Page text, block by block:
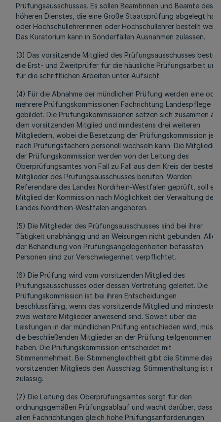
Prüfungsausschusses. Es sollen Beamtinnen und Beamte des
höheren Dienstes, die eine Große Staatsprüfung abgelegt
oder Hochschullehrerinnen oder Hochschullehrer bestellt
Das Kuratorium kann in Sonderfällen Ausnahmen zulassen.
(3) Das vorsitzende Mitglied des Prüfungsausschusses
die Erst- und Zweitprüfer für die häusliche Prüfungsarbeit und
für die schriftlichen Arbeiten unter Aufsicht.
(4) Für die Abnahme der mündlichen Prüfung werden eine oder
mehrere Prüfungskommissionen Fachrichtung Landespflege
gebildet. Die Prüfungskommissionen setzen sich zusammen
dem vorsitzenden Mitglied und mindestens drei weiteren
Mitgliedern, wobei die Besetzung der Prüfungskommission je
nach Prüfungsfächern personell wechseln kann. Die Mitglieder
der Prüfungskommission werden von der Leitung des
Oberprüfungsamtes von Fall zu Fall aus dem Kreis der
Mitglieder des Prüfungsausschusses berufen. Werden
Referendare des Landes Nordrhein-Westfalen geprüft, soll ein
Mitglied der Kommission nach Möglichkeit der Verwaltung des
Landes Nordrhein-Westfalen angehören.
(5) Die Mitglieder des Prüfungsausschusses sind bei ihrer
Tätigkeit unabhängig und an Weisungen nicht gebunden. Alle
der Behandlung von Prüfungsangelegenheiten befassten
Personen sind zur Verschwiegenheit verpflichtet.
(6) Die Prüfung wird vom vorsitzenden Mitglied des
Prüfungsausschusses oder dessen Vertretung geleitet. Die
Prüfungskommission ist bei ihren Entscheidungen
beschlussfähig, wenn das vorsitzende Mitglied und
zwei weitere Mitglieder anwesend sind. Soweit über die
Leistungen in der mündlichen Prüfung entschieden wird,
die beschließenden Mitglieder an der Prüfung teilgenommen
haben. Die Prüfungskommission entscheidet mit
Stimmenmehrheit. Bei Stimmengleichheit gibt die Stimme des
vorsitzenden Mitglieds den Ausschlag. Stimmenthaltung ist
zulässig.
(7) Die Leitung des Oberprüfungsamtes sorgt für den
ordnungsgemäßen Prüfungsablauf und wacht darüber, dass in
allen Fachrichtungen gleich hohe Prüfungsanforderungen